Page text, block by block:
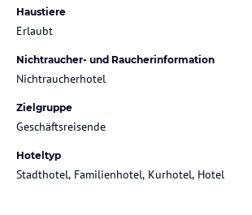
Haustiere
Erlaubt
Nichtraucher- und Raucherinformation
Nichtraucherhotel
Zielgruppe
Geschäftsreisende
Hoteltyp
Stadthotel, Familienhotel, Kurhotel, Hotel